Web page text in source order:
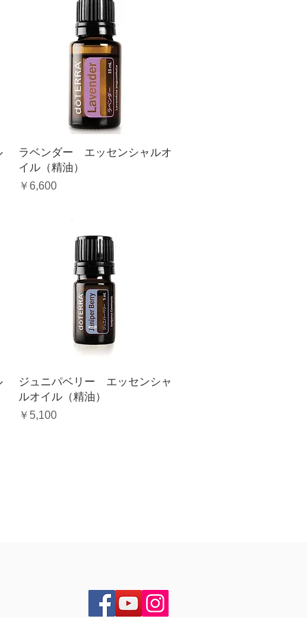
クイックビュー
ラベンダー エッセンシャルオ
イル（精油）
価格
￥6,600
クイックビュー
ジュニパベリー エッセンシャ
ルオイル（精油）
価格
￥5,100